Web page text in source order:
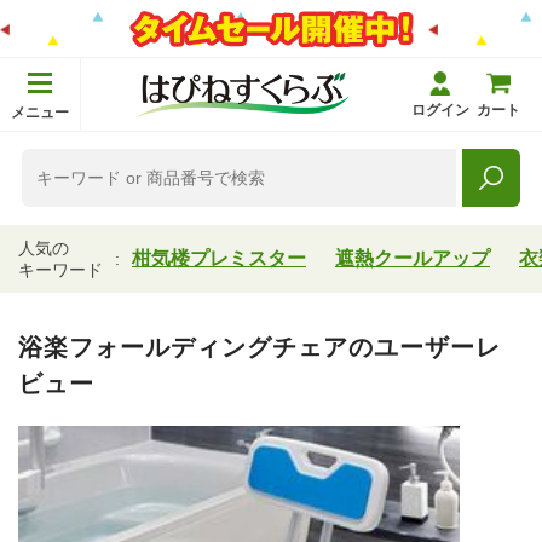
メニュー ログイン カート
人気の
キーワード
柑気楼プレミスター 遮熱クールアップ 衣
浴楽フォールディングチェアのユーザーレ
ビュー